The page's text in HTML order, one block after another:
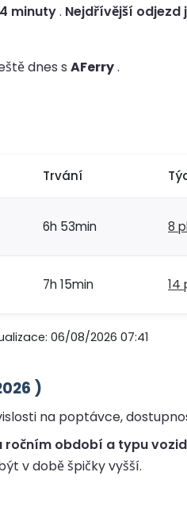
minuty. Nejdřívější odjezd
dnes s AFerry.
Trvání
6h 53min 8
7h 15min 14
06/08/2026 07:41
)
na poptávce,
ročním období a typu
v době špičky vyšší.